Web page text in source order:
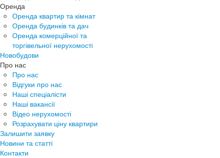
Оренда
Оренда квартир та кімнат
Оренда будинків та дач
Оренда комерційної та
торгівельної нерухомості
Новобудови
Про нас
Про нас
Відгуки про нас
Наші спеціалісти
Наші вакансії
Відео нерухомості
Розрахувати ціну квартири
Залишити заявку
Новини та статті
Контакти